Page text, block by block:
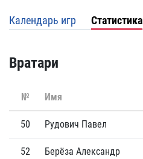
Календарь игр Статистика
Вратари
№ Имя
50 Рудович Павел
52 Берёза Александр